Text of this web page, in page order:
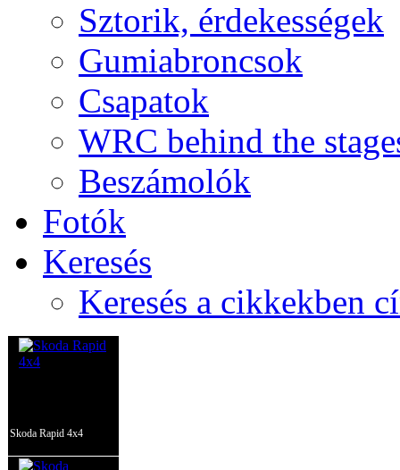
Sztorik, érdekességek
Gumiabroncsok
Csapatok
WRC behind the
Beszámolók
Fotók
Keresés
Keresés a cikkekben
Skoda Rapid 4x4